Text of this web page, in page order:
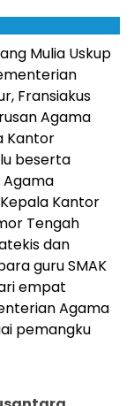
Mulia Uskup
Fransiakus
Agama
Kantor
beserta
Kantor
Tengah
dan
guru SMAK
empat
Agama
pemangku